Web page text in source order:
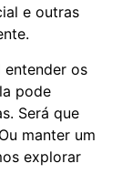
e outras
entender os
pode
Será que
manter um
explorar